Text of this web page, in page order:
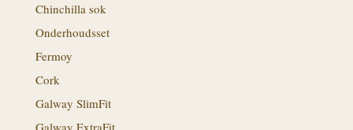
Chinchilla sok
Onderhoudsset
Fermoy
Cork
Galway SlimFit
Galway ExtraFit